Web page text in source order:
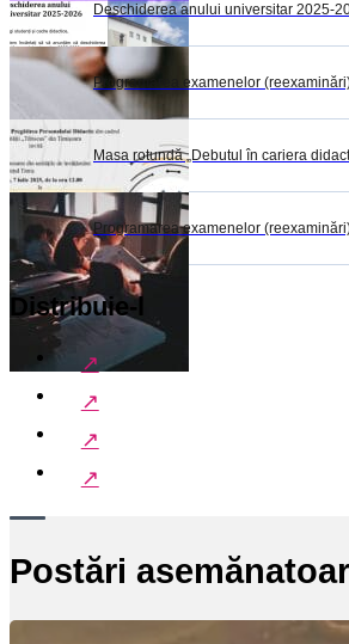
Deschiderea anului universitar 2025-
Programarea examenelor
Masa rotundă „Debutul în cariera
Programarea examenelor
Distribuie-l
Postări